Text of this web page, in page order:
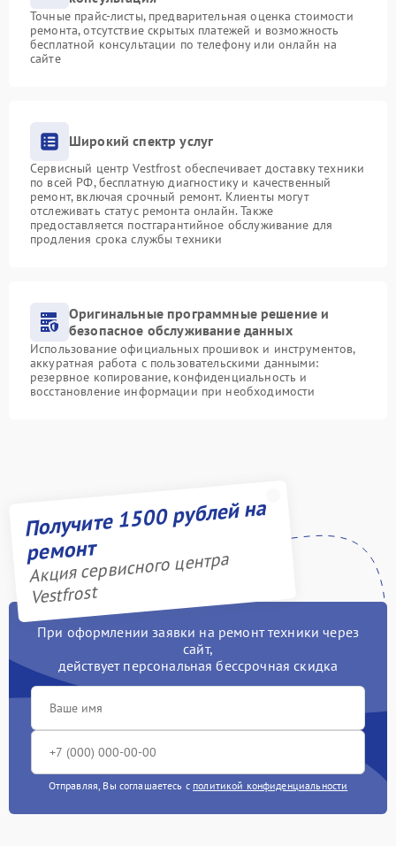
Точные прайс-листы, предварительная оценка стоимости
ремонта, отсутствие скрытых платежей и возможность
бесплатной консультации по телефону или онлайн на
сайте
Широкий спектр услуг
Сервисный центр Vestfrost обеспечивает доставку техники
по всей РФ, бесплатную диагностику и качественный
ремонт, включая срочный ремонт. Клиенты могут
отслеживать статус ремонта онлайн. Также
предоставляется постгарантийное обслуживание для
продления срока службы техники
Оригинальные программные решение и
безопасное обслуживание данных
Использование официальных прошивок и инструментов,
аккуратная работа с пользовательскими данными:
резервное копирование, конфиденциальность и
восстановление информации при необходимости
Получите 1500 рублей на
ремонт
Акция сервисного центра
Vestfrost
При оформлении заявки на ремонт техники через
сайт,
действует персональная бессрочная скидка
Отправляя, Вы соглашаетесь с политикой конфиденциальности